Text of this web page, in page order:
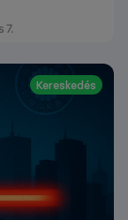
7.
Kereskedés